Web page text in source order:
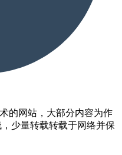
的网站，大部分内容为作
少量转载转载于网络并保